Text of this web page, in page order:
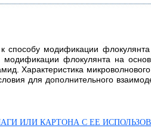
модификации
флокулянта на
Характеристика
для дополнительного
ИЛИ КАРТОНА С ЕЕ